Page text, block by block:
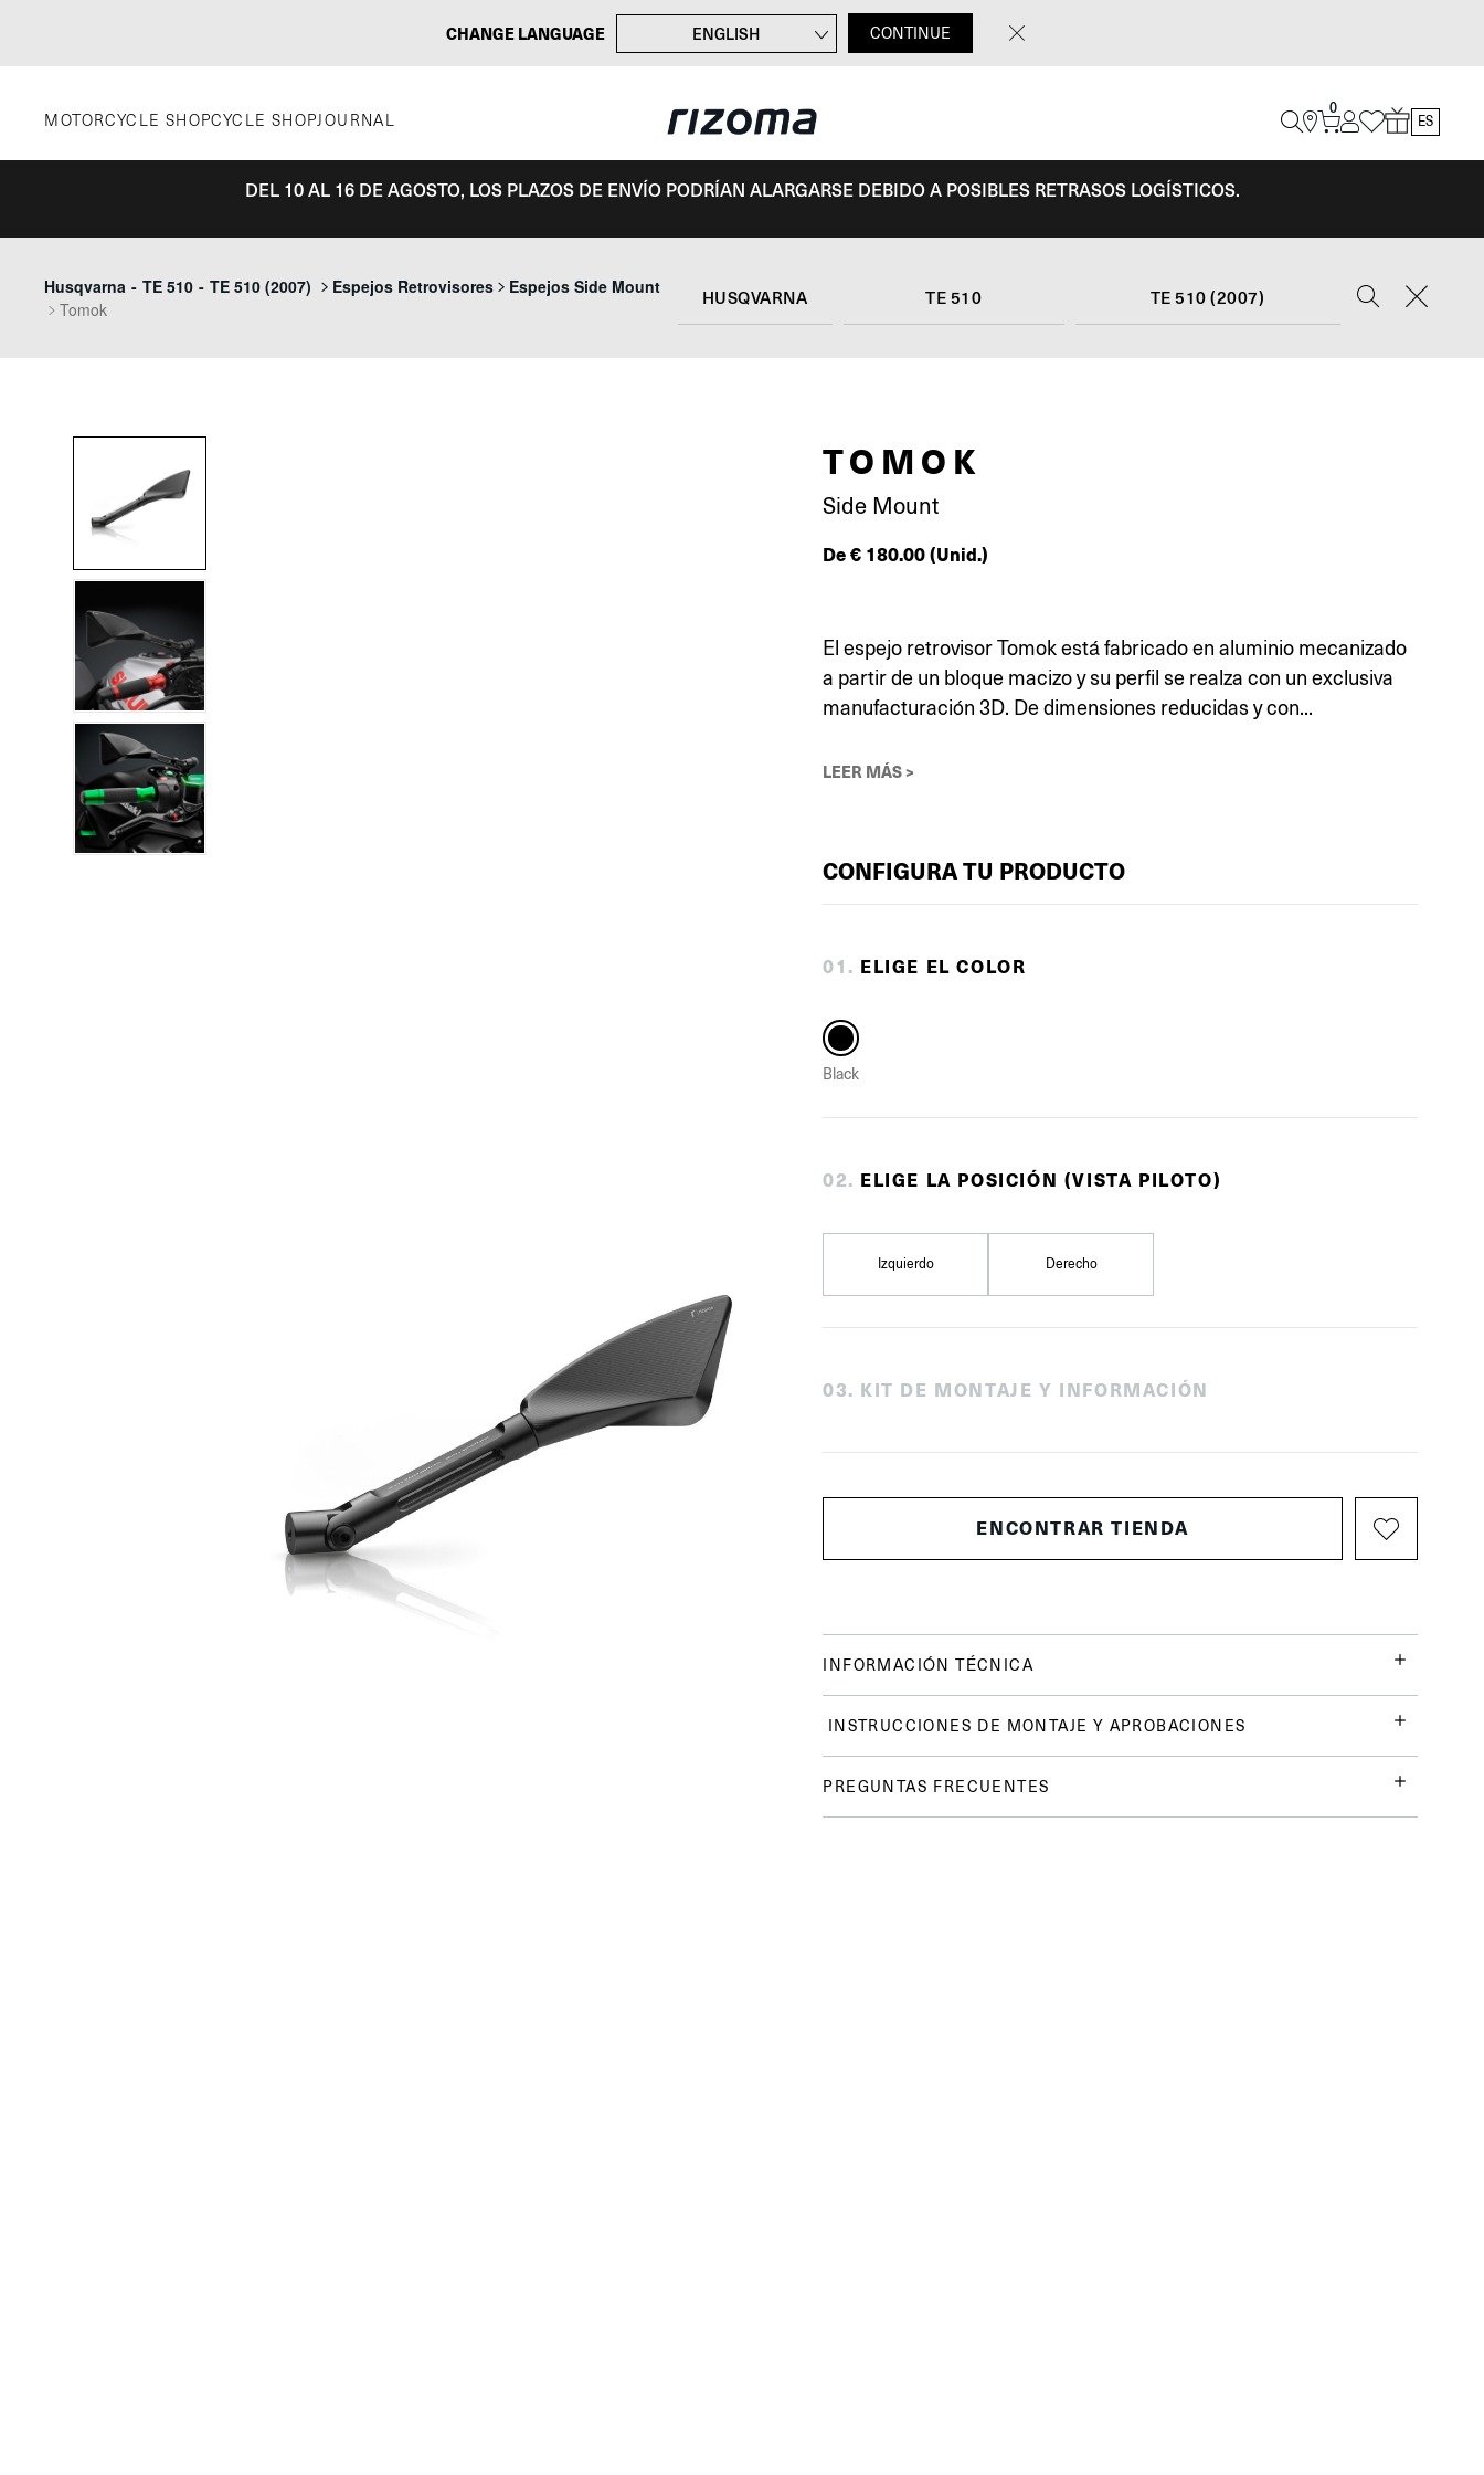
CHANGE LANGUAGE
ENGLISH
DEUTSCH
CONTINUE
MOTORCYCLE SHOPCYCLE SHOPJOURNAL
0
ES
DEL 10 AL 16 DE AGOSTO, LOS PLAZOS DE ENVÍO PODRÍAN ALARGARSE DEBIDO A POSIBLES RETRASOS LOGÍSTICOS.
Husqvarna - TE 510 - TE 510 (2007) Espejos Retrovisores
Espejos Side Mount
Tomok
HUSQVARNA TE 510 TE 510 (2007)
TOMOK
Side Mount
De€ 180.00(Unid.)
El espejo retrovisor Tomok está fabricado en aluminio mecanizado
a partir de un bloque macizo y su perfil se realza con un exclusiva
manufacturación 3D. De dimensiones reducidas y con...
LEER MÁS >
CONFIGURA TU PRODUCTO
01 . ELIGE EL COLOR
Black
02. ELIGE LA POSICIÓN (VISTA PILOTO)
Izquierdo Derecho
03. KIT DE MONTAJE Y INFORMACIÓN
ENCONTRAR TIENDA
INFORMACIÓN TÉCNICA
INSTRUCCIONES DE MONTAJE Y APROBACIONES
PREGUNTAS FRECUENTES